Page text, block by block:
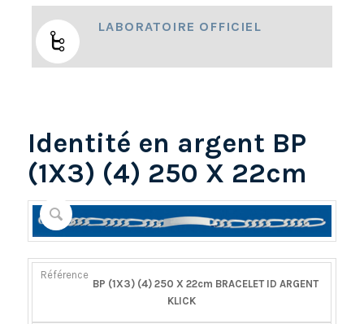
LABORATOIRE OFFICIEL
Identité en argent BP
(1X3) (4) 250 X 22cm
RÉFÉRENCE
POIDS
DIAMÈTER/LARGEUR FERMOIR
BP (1X3) (4) 250 X 22cm BRACELET ID ARGENT
KLICK